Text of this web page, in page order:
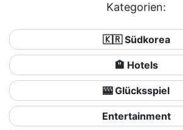
Kategorien:
🇰🇷 Südkorea
🏨 Hotels
🎰 Glücksspiel
Entertainment